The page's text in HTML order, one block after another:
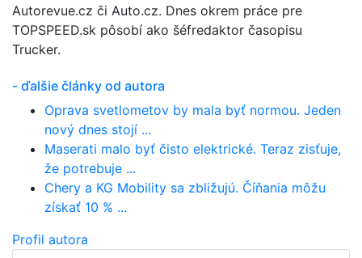
Autorevue.cz či Auto.cz. Dnes okrem práce pre
TOPSPEED.sk pôsobí ako šéfredaktor časopisu
Trucker.
- ďalšie články od autora
Oprava svetlometov by mala byť normou. Jeden
nový dnes stojí ...
Maserati malo byť čisto elektrické. Teraz zisťuje,
že potrebuje ...
Chery a KG Mobility sa zbližujú. Číňania môžu
získať 10 % ...
Profil autora